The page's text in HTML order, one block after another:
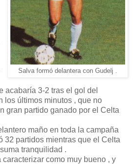
Salva formó delantera con Gudelj .
acabaría 3-2 tras el gol del
los últimos minutos , que no
gran partido ganado por el Celta
maño en toda la campaña
32 partidos mientras que el Celta
tranquilidad .
como muy bueno , y